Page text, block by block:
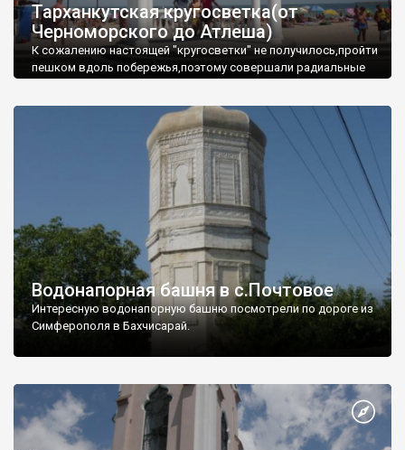
Тарханкутская кругосветка(от
Черноморского до Атлеша)
К сожалению настоящей "кругосветки" не получилось,пройти
пешком вдоль побережья,поэтому совершали радиальные
Водонапорная башня в с.Почтовое
Интересную водонапорную башню посмотрели по дороге из
Симферополя в Бахчисарай.